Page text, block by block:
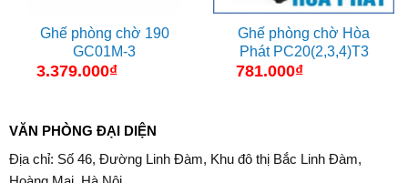
Ghế phòng chờ 190
GC01M-3
3.379.000₫
Ghế phòng chờ Hòa
Phát PC20(2,3,4)T3
781.000₫
VĂN PHÒNG ĐẠI DIỆN
Địa chỉ: Số 46, Đường Linh Đàm, Khu đô thị Bắc Linh Đàm,